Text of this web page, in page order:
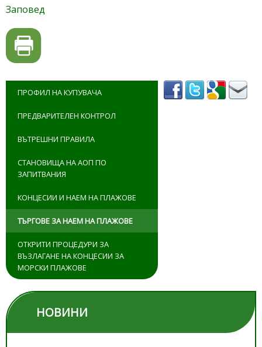
Заповед
ПРОФИЛ НА КУПУВАЧА
ПРЕДВАРИТЕЛЕН КОНТРОЛ
ВЪТРЕШНИ ПРАВИЛА
СТАНОВИЩА НА АОП ПО
ЗАПИТВАНИЯ
КОНЦЕСИИ И НАЕМ НА ПЛАЖОВЕ
ТЪРГОВЕ ЗА НАЕМ НА ПЛАЖОВЕ
ОТКРИТИ ПРОЦЕДУРИ ЗА
ВЪЗЛАГАНЕ НА КОНЦЕСИИ ЗА
МОРСКИ ПЛАЖОВЕ
НОВИНИ